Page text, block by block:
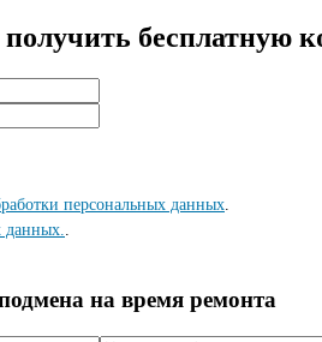
бесплатную
персональных данных.
данных..
на время ремонта